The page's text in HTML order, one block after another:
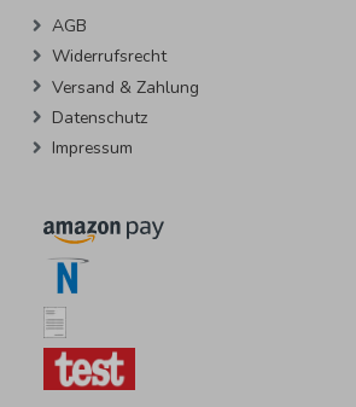
AGB
Widerrufsrecht
Versand & Zahlung
Datenschutz
Impressum